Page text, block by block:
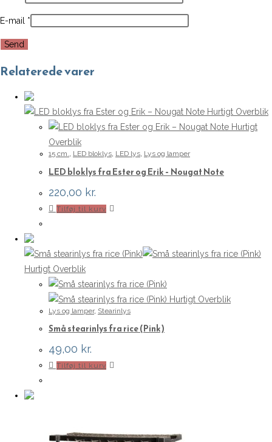
E-mail *
Relaterede varer
Hurtigt Overblik
Hurtigt
Overblik
15 cm., LED bloklys, LED lys, Lys og lamper
LED bloklys fra Ester og Erik – Nougat Note
220,00 kr.
Tilføj til kurv
Hurtigt Overblik
Hurtigt Overblik
Lys og lamper, Stearinlys
Små stearinlys fra rice (Pink)
49,00 kr.
Tilføj til kurv